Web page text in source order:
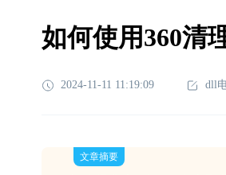
如何使用360清
2024-11-11 11:19:09 dll
文章摘要